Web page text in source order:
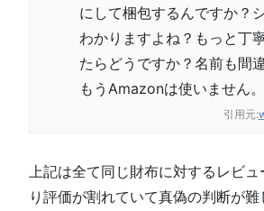
にして梱包するんですか？
わかりますよね？もっと丁
たらどうですか？名前も間
もうAmazonは使いません。
引用元:
上記は全て同じ財布に対するレビ
り評価が割れていて真偽の判断が